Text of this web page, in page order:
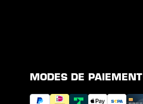
MODES DE PAIEMENT